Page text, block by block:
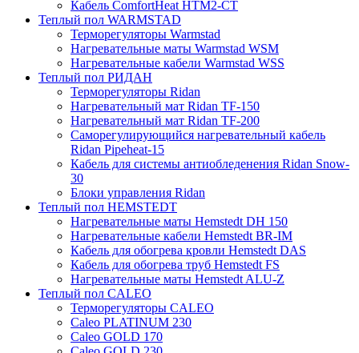
Кабель ComfortHeat HTM2-CT
Теплый пол WARMSTAD
Терморегуляторы Warmstad
Нагревательные маты Warmstad WSM
Нагревательные кабели Warmstad WSS
Теплый пол РИДАН
Терморегуляторы Ridan
Нагревательный мат Ridan TF-150
Нагревательный мат Ridan TF-200
Саморегулирующийся нагревательный кабель
Ridan Pipeheat-15
Кабель для системы антиобледенения Ridan Snow-
30
Блоки управления Ridan
Теплый пол HEMSTEDT
Нагревательные маты Hemstedt DH 150
Нагревательные кабели Hemstedt BR-IM
Кабель для обогрева кровли Hemstedt DAS
Кабель для обогрева труб Hemstedt FS
Нагревательные маты Hemstedt ALU-Z
Теплый пол CALEO
Терморегуляторы CALEO
Caleo PLATINUM 230
Caleo GOLD 170